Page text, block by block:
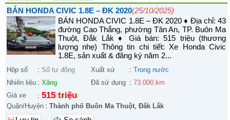
BÁN HONDA CIVIC 1.8E – ĐK 2020(25/10/2025)
BÁN HONDA CIVIC 1.8E – ĐK 2020 ♦ Địa chỉ: 43
đường Cao Thắng, phường Tân An, TP. Buôn Ma
Thuột, Đắk Lắk ♦ Giá bán: 515 triệu (thương
lượng nhẹ) Thông tin chi tiết: Xe Honda Civic
1.8E, sản xuất & đăng ký năm 2...
Hộp số : Số tự động Xuất xứ : Trong nước
Nhiên liệu : Xăng Đã sử dụng : 73.000 km
Giá xe
: 515 triệu
Quận/Huyện : Thành phố Buôn Ma Thuột, Đắk Lắk